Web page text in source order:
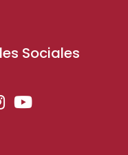
Sociales